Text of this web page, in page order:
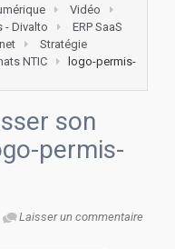
Vidéo
- Divalto
ERP SaaS
Stratégie
NTIC
logo-permis-
son
permis-
Laisser un commentaire